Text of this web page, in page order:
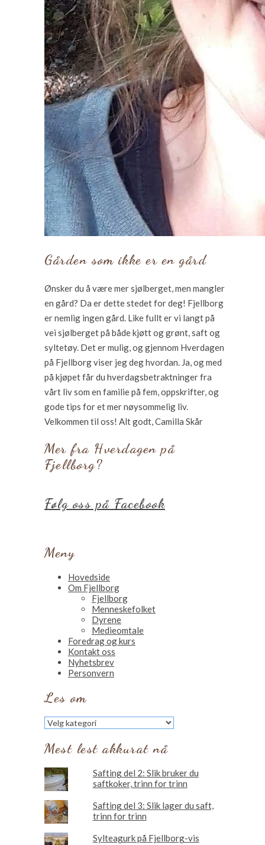
Gården som ikke er en gård
Ønsker du å være mer sjølberget, men mangler
en gård? Da er dette stedet for deg! Fjellborg
er nemlig ingen gård. Like fullt er vi langt på
vei sjølberget på både kjøtt og grønt, saft og
syltetøy. Det er mulig, og gjennom Hverdagen
på Fjellborg viser jeg deg hvordan. Ja, og med
på kjøpet får du hverdagsbetraktninger fra
vårt liv som en familie på fem, oppskrifter, og
gode tips for et mer nøysommelig liv.
Velkommen til oss! Alt godt, Camilla Skår
Mer fra Hverdagen på
Fjellborg?
Følg oss på Facebook
Meny
Hovedside
Om Fjellborg
Fjellborg
Menneskefolket
Dyrene
Medieomtale
Foredrag og kurs
Kontakt oss
Nyhetsbrev
Personvern
Les om
Les
om
Mest lest akkurat nå
Safting del 2: Slik bruker du
saftkoker, trinn for trinn
Safting del 3: Slik lager du saft,
trinn for trinn
Sylteagurk på Fjellborg-vis